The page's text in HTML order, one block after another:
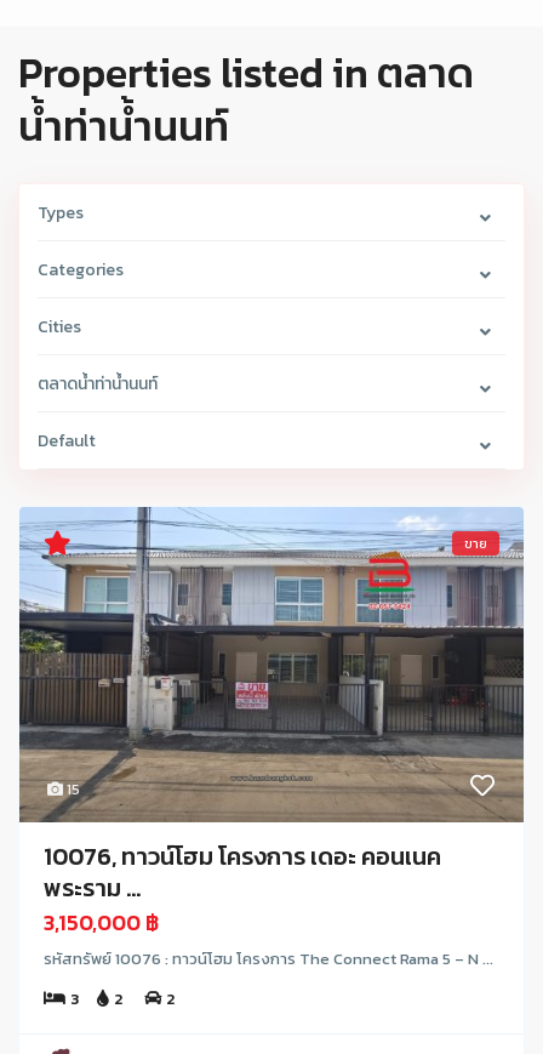
Properties listed in ตลาด
น้ำท่าน้ำนนท์
Types
Categories
Cities
ตลาดน้ำท่าน้ำนนท์
Default
15
ขาย
10076, ทาวน์โฮม โครงการ เดอะ คอนเนค
พระราม ...
3,150,000 ฿
รหัสทรัพย์ 10076 : ทาวน์โฮม โครงการ The Connect Rama 5 – N ...
3
2 2